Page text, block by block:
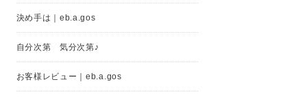
決め手は｜eb.a.gos
自分次第 気分次第♪
お客様レビュー｜eb.a.gos